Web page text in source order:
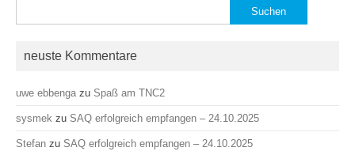
nach:
neuste Kommentare
uwe ebbenga zu Spaß am TNC2
sysmek zu SAQ erfolgreich empfangen – 24.10.2025
Stefan zu SAQ erfolgreich empfangen – 24.10.2025